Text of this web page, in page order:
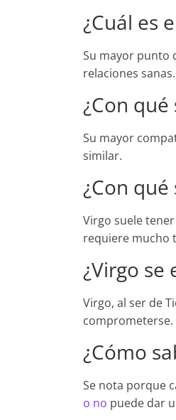
¿Cuál es
Su mayor punto
relaciones sanas.
¿Con
Su mayor
similar.
¿Con
Virgo suele
requiere mucho
¿Virgo se
Virgo, al ser de
comprometerse.
¿Cómo
Se nota porque
o no puede dar